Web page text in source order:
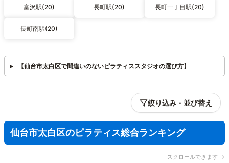
富沢駅(20) 長町駅(20) 長町一丁目駅(20)
長町南駅(20)
【仙台市太白区で間違いのないピラティススタジオの選び方】
絞り込み・並び替え
仙台市太白区のピラティス総合ランキング
スクロールできます →